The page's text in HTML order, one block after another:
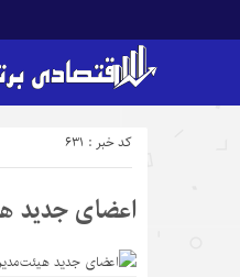
کد خبر : 631
اعضای جدید